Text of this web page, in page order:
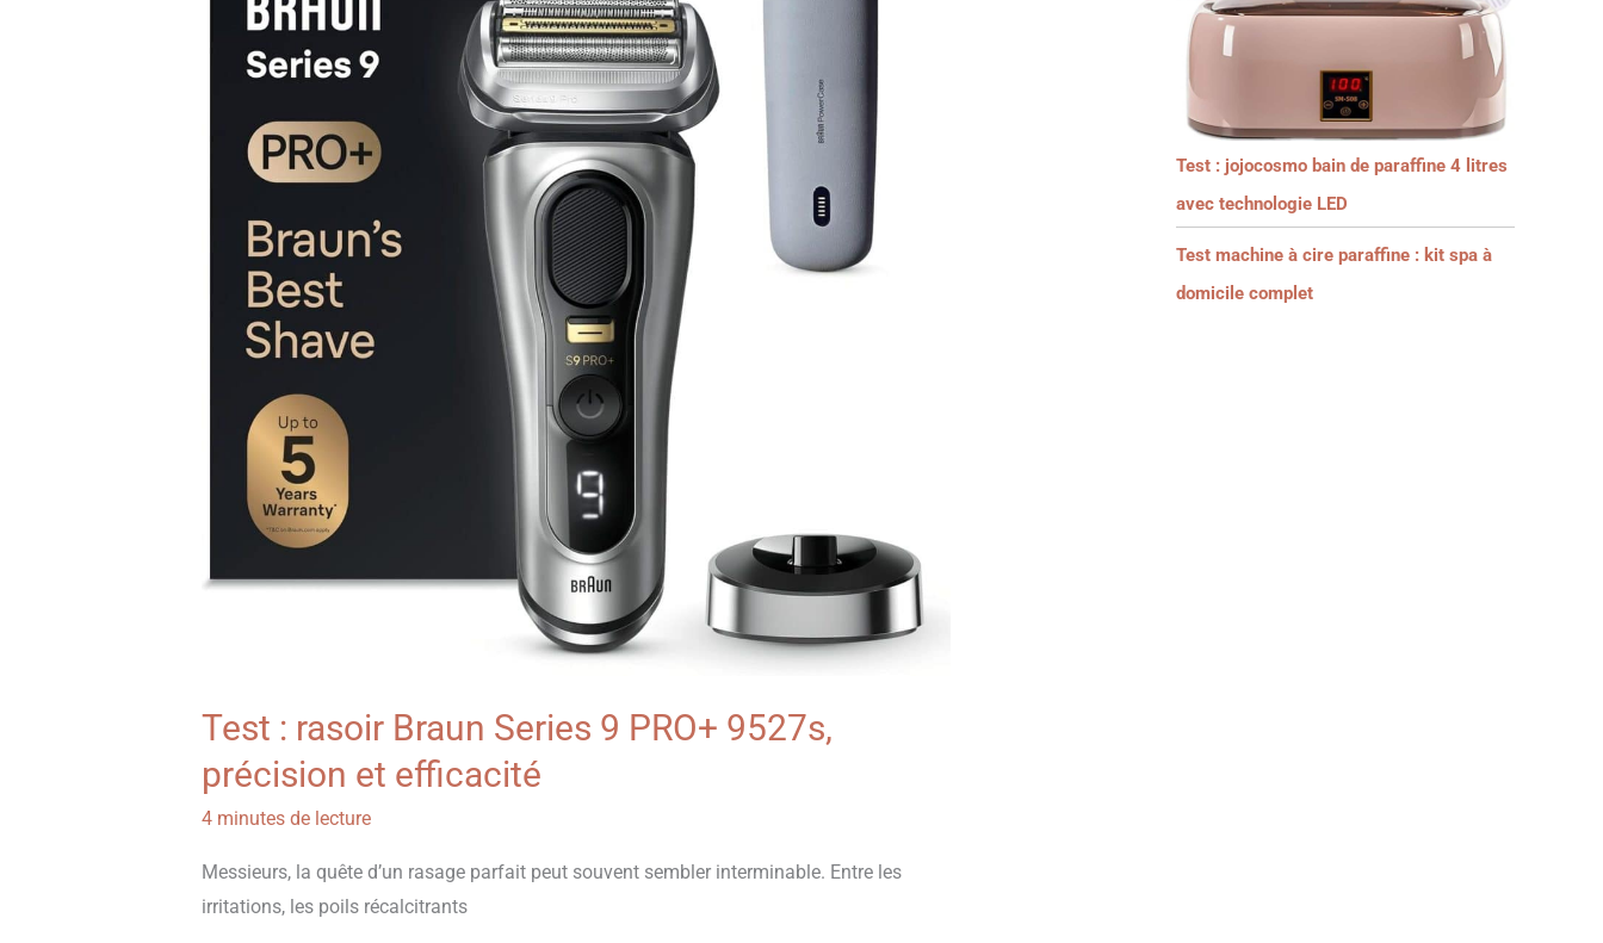
Test : rasoir Braun Series 9 PRO+ 9527s,
précision et efficacité
4 minutes de lecture
Messieurs, la quête d’un rasage parfait peut souvent sembler interminable. Entre les
irritations, les poils récalcitrants
Test : jojocosmo bain de paraffine 4 litres
avec technologie LED
Test machine à cire paraffine : kit spa à
domicile complet